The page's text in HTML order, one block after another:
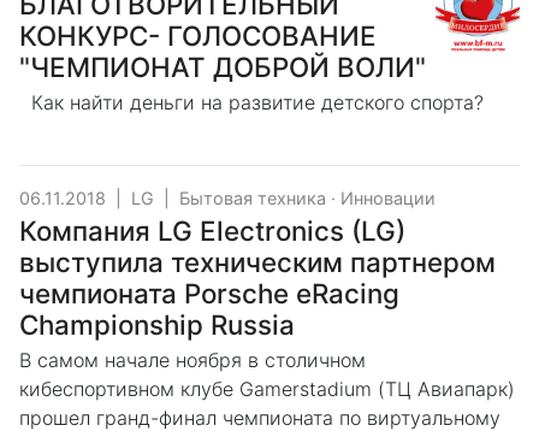
КОНКУРС- ГОЛОСОВАНИЕ
"ЧЕМПИОНАТ ДОБРОЙ ВОЛИ"
Как найти деньги на развитие детского спорта?
06.11.2018 LG Бытовая техника · Инновации
Компания LG Electronics (LG)
выступила техническим партнером
чемпионата Porsche eRacing
Championship Russia
В самом начале ноября в столичном
кибеспортивном клубе Gamerstadium (ТЦ Авиапарк)
прошел гранд-финал чемпионата по виртуальному